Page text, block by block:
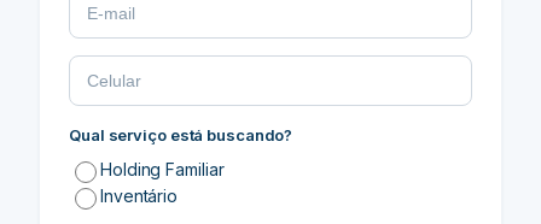
Qual serviço está buscando?
Holding Familiar
Inventário